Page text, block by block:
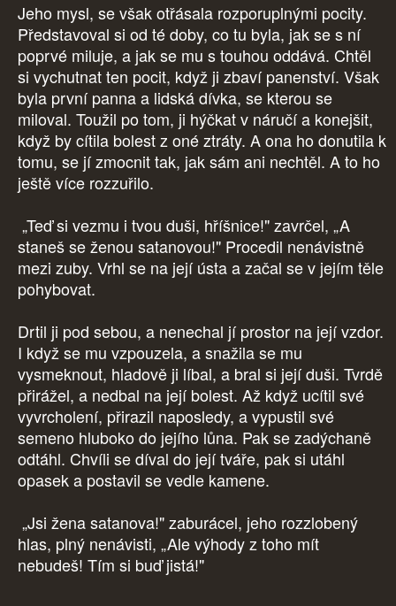
Jeho mysl, se však otřásala rozporuplnými pocity.
Představoval si od té doby, co tu byla, jak se s ní
poprvé miluje, a jak se mu s touhou oddává. Chtěl
si vychutnat ten pocit, když ji zbaví panenství. Však
byla první panna a lidská dívka, se kterou se
miloval. Toužil po tom, ji hýčkat v náručí a konejšit,
když by cítila bolest z oné ztráty. A ona ho donutila k
tomu, se jí zmocnit tak, jak sám ani nechtěl. A to ho
ještě více rozzuřilo.
„Teď si vezmu i tvou duši, hříšnice!" zavrčel, „A
staneš se ženou satanovou!" Procedil nenávistně
mezi zuby. Vrhl se na její ústa a začal se v jejím těle
pohybovat.
Drtil ji pod sebou, a nenechal jí prostor na její vzdor.
I když se mu vzpouzela, a snažila se mu
vysmeknout, hladově ji líbal, a bral si její duši. Tvrdě
přirážel, a nedbal na její bolest. Až když ucítil své
vyvrcholení, přirazil naposledy, a vypustil své
semeno hluboko do jejího lůna. Pak se zadýchaně
odtáhl. Chvíli se díval do její tváře, pak si utáhl
opasek a postavil se vedle kamene.
„Jsi žena satanova!" zaburácel, jeho rozzlobený
hlas, plný nenávisti, „Ale výhody z toho mít
nebudeš! Tím si buď jistá!"